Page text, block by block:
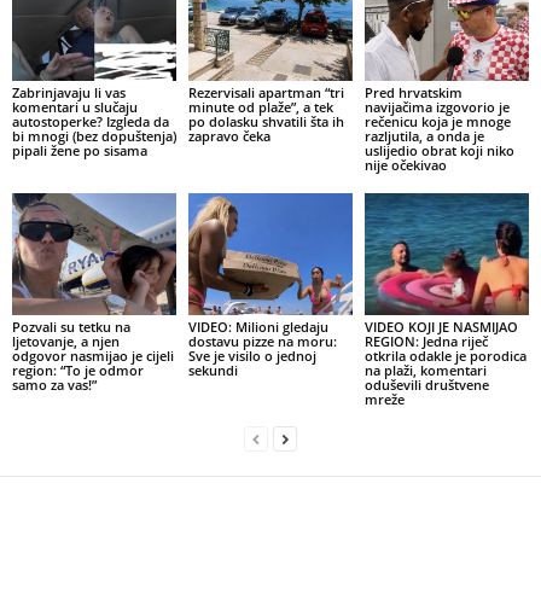
Zabrinjavaju li vas
komentari u slučaju
autostoperke? Izgleda da
bi mnogi (bez dopuštenja)
pipali žene po sisama
Rezervisali apartman “tri
minute od plaže”, a tek
po dolasku shvatili šta ih
zapravo čeka
Pred hrvatskim
navijačima izgovorio je
rečenicu koja je mnoge
razljutila, a onda je
uslijedio obrat koji niko
nije očekivao
Pozvali su tetku na
ljetovanje, a njen
odgovor nasmijao je cijeli
region: “To je odmor
samo za vas!”
VIDEO: Milioni gledaju
dostavu pizze na moru:
Sve je visilo o jednoj
sekundi
VIDEO KOJI JE NASMIJAO
REGION: Jedna riječ
otkrila odakle je porodica
na plaži, komentari
oduševili društvene
mreže